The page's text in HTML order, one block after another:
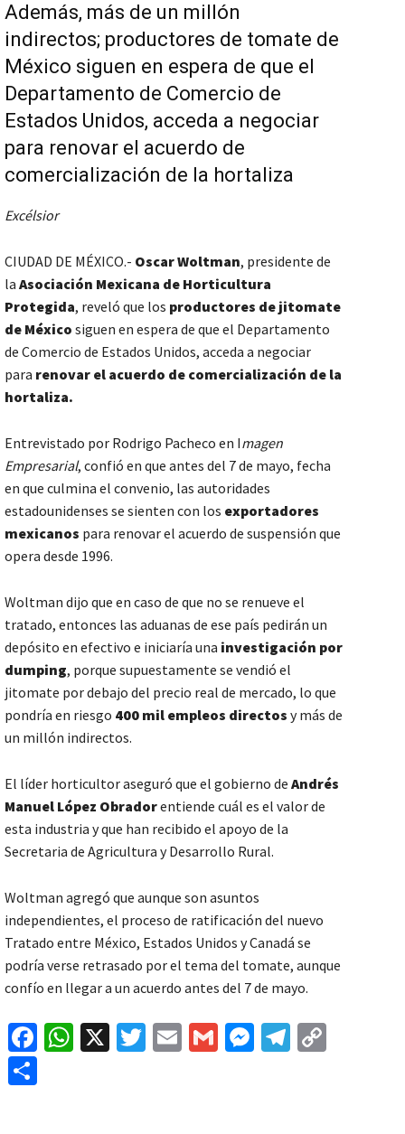
Además, más de un millón
indirectos; productores de tomate de
México siguen en espera de que el
Departamento de Comercio de
Estados Unidos, acceda a negociar
para renovar el acuerdo de
comercialización de la hortaliza
Excélsior
CIUDAD DE MÉXICO.- Oscar Woltman, presidente de
la Asociación Mexicana de Horticultura
Protegida, reveló que los productores de jitomate
de México siguen en espera de que el Departamento
de Comercio de Estados Unidos, acceda a negociar
para renovar el acuerdo de comercialización de la
hortaliza.
Entrevistado por Rodrigo Pacheco en Imagen
Empresarial, confió en que antes del 7 de mayo, fecha
en que culmina el convenio, las autoridades
estadounidenses se sienten con los exportadores
mexicanos para renovar el acuerdo de suspensión que
opera desde 1996.
Woltman dijo que en caso de que no se renueve el
tratado, entonces las aduanas de ese país pedirán un
depósito en efectivo e iniciaría una investigación por
dumping, porque supuestamente se vendió el
jitomate por debajo del precio real de mercado, lo que
pondría en riesgo 400 mil empleos directos y más de
un millón indirectos.
El líder horticultor aseguró que el gobierno de Andrés
Manuel López Obradorentiende cuál es el valor de
esta industria y que han recibido el apoyo de la
Secretaria de Agricultura y Desarrollo Rural.
Woltman agregó que aunque son asuntos
independientes, el proceso de ratificación del nuevo
Tratado entre México, Estados Unidos y Canadá se
podría verse retrasado por el tema del tomate, aunque
confío en llegar a un acuerdo antes del 7 de mayo.
Fa W X
T
E
G
M Te